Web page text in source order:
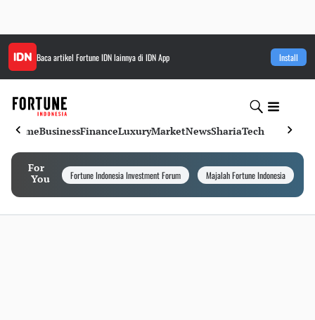
Baca artikel Fortune IDNlainnya di IDN App Install
HomeBusinessFinanceLuxuryMarketNewsShariaTech
For
You
Fortune Indonesia Investment Forum Majalah Fortune Indonesia